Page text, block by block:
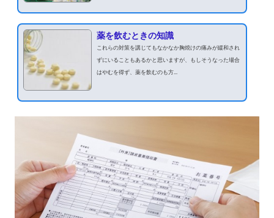
薬を飲むときの知識
これらの対策を講じてもなかなか胸焼けの痛みが緩和され
ずにいることもあるかと思いますが、もしそうなった場合
はやむを得ず、薬を飲むのも方...